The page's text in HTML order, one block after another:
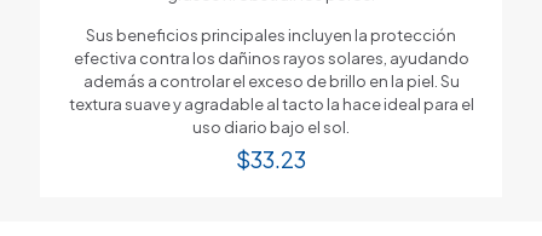
Sus beneficios principales incluyen la protección
efectiva contra los dañinos rayos solares, ayudando
además a controlar el exceso de brillo en la piel. Su
textura suave y agradable al tacto la hace ideal para el
uso diario bajo el sol.
$33.23